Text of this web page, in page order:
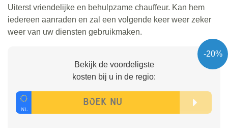
Uiterst vriendelijke en behulpzame chauffeur. Kan hem
iedereen aanraden en zal een volgende keer weer zeker
weer van uw diensten gebruikmaken.
-20%
Bekijk de voordeligste
kosten bij u in de regio: